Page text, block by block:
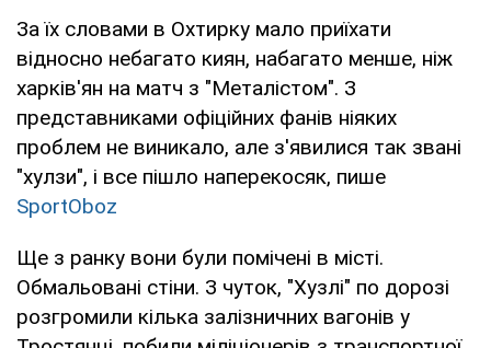
За їх словами в Охтирку мало приїхати
відносно небагато киян, набагато менше, ніж
харків'ян на матч з "Металістом". З
представниками офіційних фанів ніяких
проблем не виникало, але з'явилися так звані
"хулзи", і все пішло наперекосяк, пише
SportOboz
Ще з ранку вони були помічені в місті.
Обмальовані стіни. З чуток, "Хузлі" по дорозі
розгромили кілька залізничних вагонів у